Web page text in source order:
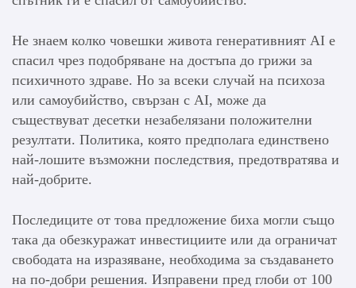
Не знаем колко човешки живота генеративният AI е
спасил чрез подобряване на достъпа до грижи за
психичното здраве. Но за всеки случай на психоза
или самоубийство, свързан с AI, може да
съществуват десетки незабелязани положителни
резултати. Политика, която предполага единствено
най-лошите възможни последствия, предотвратява и
най-добрите.
Последиците от това предложение биха могли също
така да обезкуражат инвестициите или да ограничат
свободата на изразяване, необходима за създаването
на по-добри решения. Изправени пред глоби от 100